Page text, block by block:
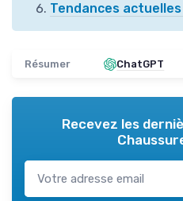
Tendances
Résumer ChatGPT
Recevez les